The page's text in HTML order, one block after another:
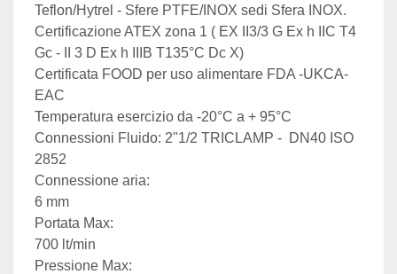
Teflon/Hytrel - Sfere PTFE/INOX sedi Sfera INOX.
Certificazione ATEX zona 1 ( EX II3/3 G Ex h IIC T4
Gc - II 3 D Ex h IIIB T135°C Dc X)
Certificata FOOD per uso alimentare FDA -UKCA-
EAC
Temperatura esercizio da -20°C a + 95°C
Connessioni Fluido: 2"1/2 TRICLAMP -  DN40 ISO
2852
Connessione aria:
6 mm
Portata Max:
700 lt/min
Pressione Max: